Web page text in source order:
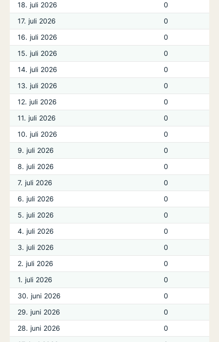
18. juli 2026
0
17. juli 2026
0
16. juli 2026
0
15. juli 2026
0
14. juli 2026
0
13. juli 2026
0
12. juli 2026
0
11. juli 2026
0
10. juli 2026
0
9. juli 2026
0
8. juli 2026
0
7. juli 2026
0
6. juli 2026
0
5. juli 2026
0
4. juli 2026
0
3. juli 2026
0
2. juli 2026
0
1. juli 2026
0
30. juni 2026
0
29. juni 2026
0
28. juni 2026
0